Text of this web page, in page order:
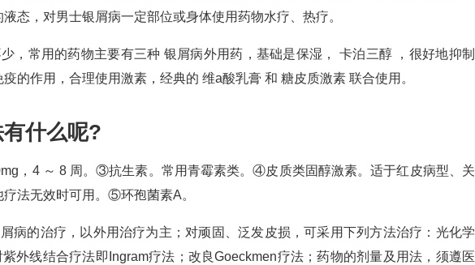
态，对男士银屑病一定部位或身体使用药物水疗、热疗。
，常用的药物主要有三种 银屑病外用药，基础是保湿， 卡泊三醇 ，很好地抑制
的作用，合理使用激素，经典的 维a酸乳膏 和 糖皮质激素 联合使用。
什么呢?
，4 ～ 8 周。③抗生素。常用青霉素类。④皮质类固醇激素。适于红皮病型、关
法无效时可用。⑤环孢菌素A。
病的治疗，以外用治疗为主；对顽固、泛发皮损，可采用下列方法治疗：光化学
外线结合疗法即Ingram疗法；改良Goeckmen疗法；药物的剂量及用法，须遵医